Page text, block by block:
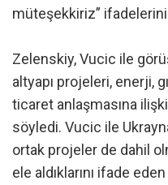
müteşekkiriz” ifadelerini
Zelenskiy, Vucic ile
altyapı projeleri, enerji,
ticaret anlaşmasına
söyledi. Vucic ile
ortak projeler de dahil
ele aldıklarını ifade